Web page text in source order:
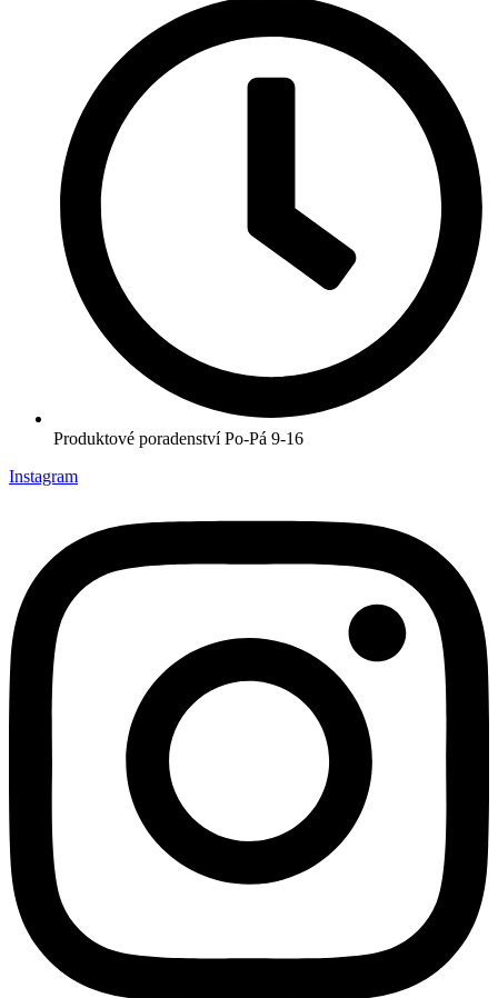
Produktové poradenství Po-Pá 9-16
Instagram